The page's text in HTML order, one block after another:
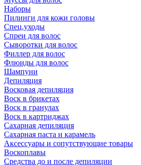
Наборы
Пилинги для кожи головы
Спец.уходы
Спреи для волос
Сыворотки для волос
Филлер для волос
Флюиды для волос
Шампуни
Депиляция
Восковая депиляция
Воск в брикетах
Воск в гранулах
Воск в картриджах
Сахарная депиляция
Сахарная паста и карамель
Аксессуары и сопутствующие товары
Воскоплавы
Средства до и после депиляции